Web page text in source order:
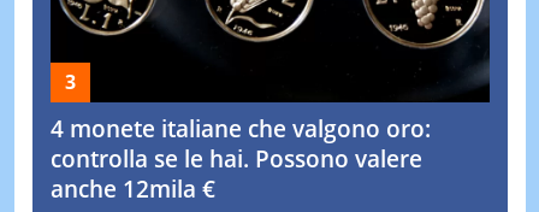
4 monete italiane che valgono oro:
controlla se le hai. Possono valere
anche 12mila €